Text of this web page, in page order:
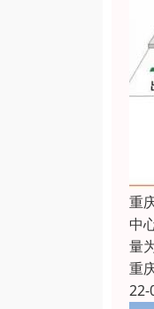
重
中
量
重
22-